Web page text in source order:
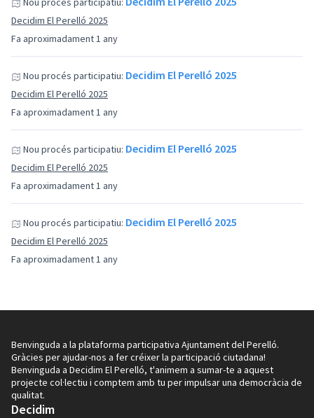
Fa aproximadament 1 any
Decidim El Perelló 2025
Fa aproximadament 1 any
Nou procés participatiu: Decidim El Perelló 2025
Decidim El Perelló 2025
Fa aproximadament 1 any
Nou procés participatiu: Decidim El Perelló 2025
Decidim El Perelló 2025
Fa aproximadament 1 any
Nou procés participatiu: Decidim El Perelló 2025
Decidim El Perelló 2025
Benvinguda a la plataforma participativa Ajuntament del Perelló.
Gràcies per ajudar-nos a fer créixer la participació ciutadana!
Benvinguda a Decidim El Perelló, t'animem a sumar-te a aquest
projecte col·lectiu i comptem amb tu per impulsar una democràcia de
qualitat.
Decidim